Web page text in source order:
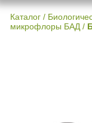
Каталог /
микрофлоры БАД /